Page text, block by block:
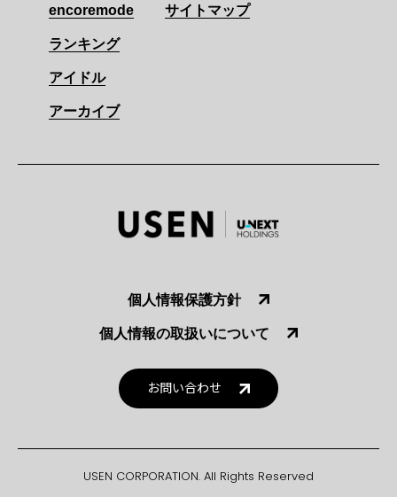
encoremode
ランキング
アイドル
アーカイブ
サイトマップ
個人情報保護方針
個人情報の取扱いについて
お問い合わせ
USEN CORPORATION. All Rights Reserved